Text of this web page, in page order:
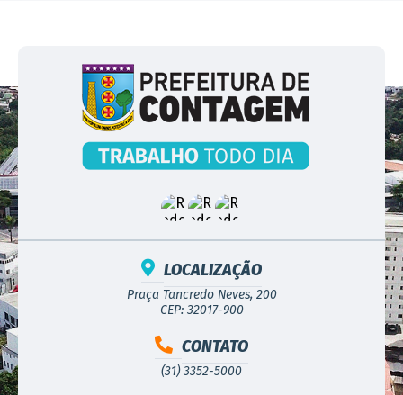
LOCALIZAÇÃO
Praça Tancredo Neves, 200
CEP: 32017-900
CONTATO
(31) 3352-5000